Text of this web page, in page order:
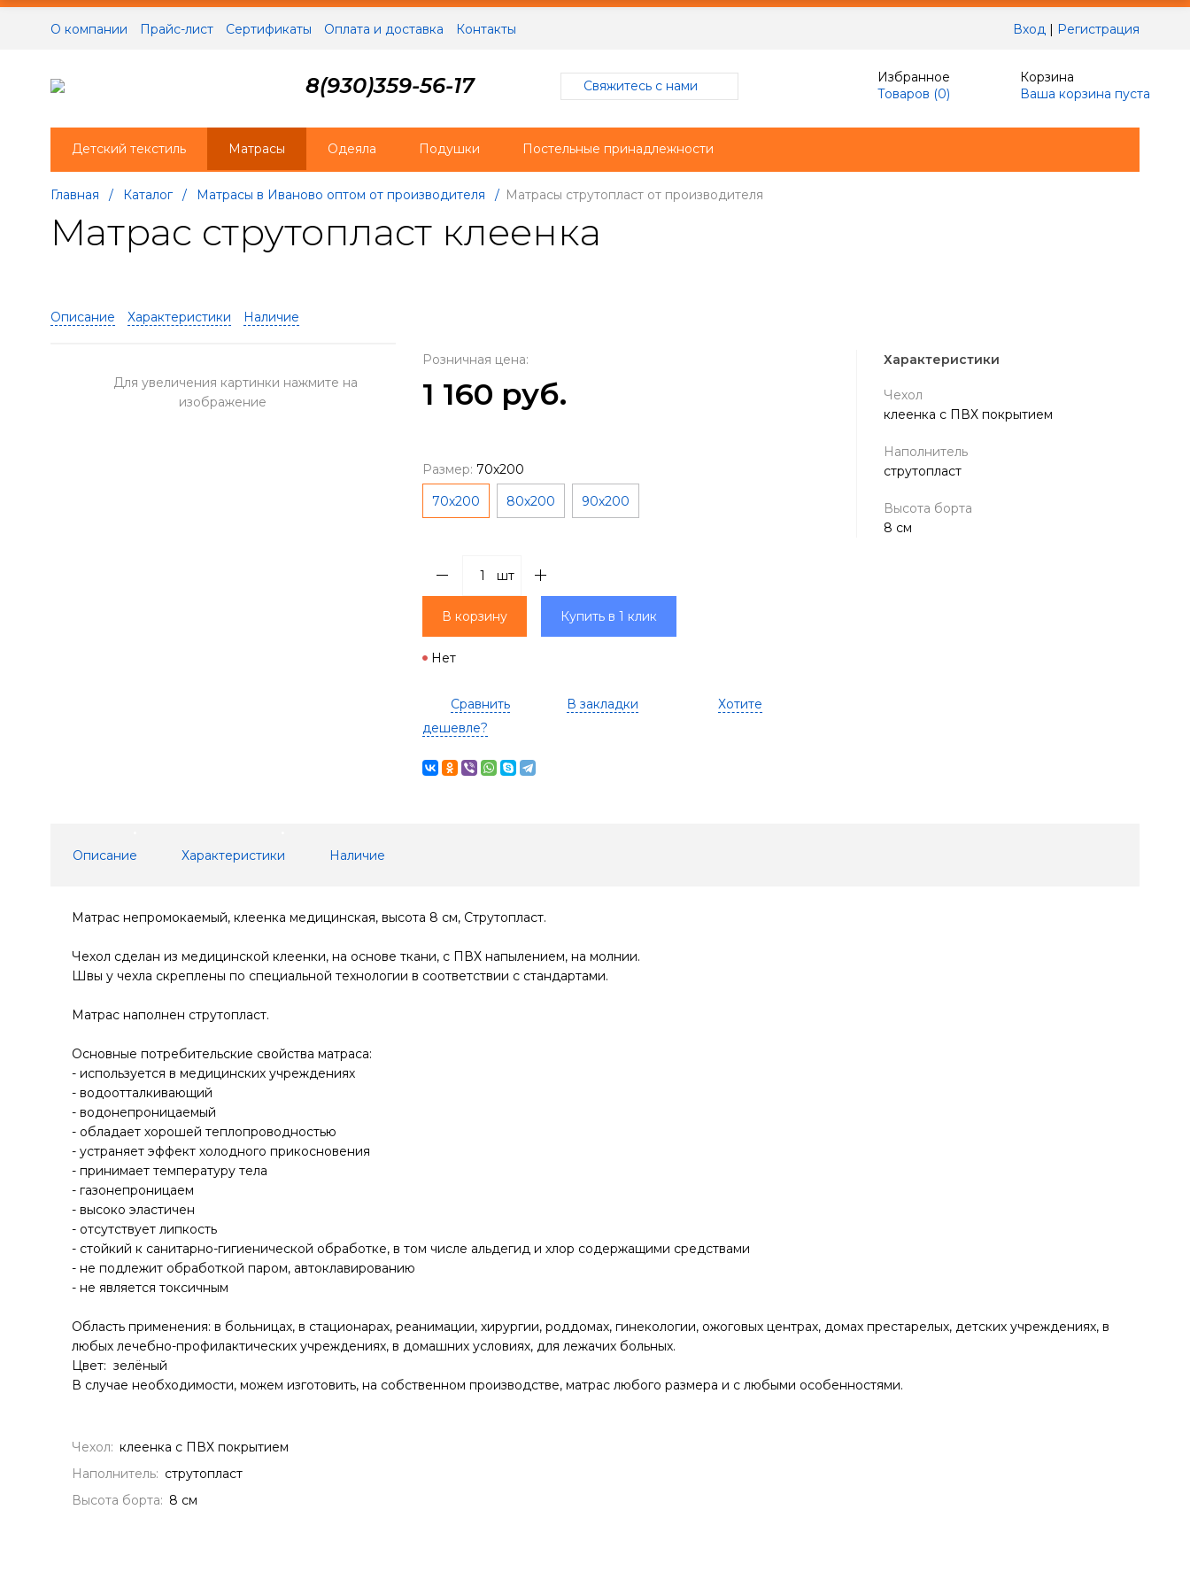
Вход | Регистрация
О компании Прайс-лист Сертификаты Оплата и доставка Контакты
8(930)359-56-17 Свяжитесь с нами
Избранное
Товаров (0)
Корзина
Ваша корзина пуста
Детский текстиль Матрасы Одеяла Подушки Постельные принадлежности
Главная / Каталог / Матрасы в Иваново оптом от производителя / Матрасы струтопласт от производителя
Матрас струтопласт клеенка
Описание Характеристики Наличие
Для увеличения картинки нажмите на
изображение
Розничная цена:
1 160 руб.
Размер: 70х200
70х200
80х200 90х200
Характеристики
Чехол
клеенка с ПВХ покрытием
Наполнитель
струтопласт
Высота борта
8 см
шт
В корзину Купить в 1 клик
Нет
Сравнить В закладки
Хотите
дешевле?
Описание Характеристики Наличие
Матрас непромокаемый, клеенка медицинская, высота 8 см, Струтопласт.
Чехол сделан из медицинской клеенки, на основе ткани, с ПВХ напылением, на молнии.
Швы у чехла скреплены по специальной технологии в соответствии с стандартами.
Матрас наполнен струтопласт.
Основные потребительские свойства матраса:
- используется в медицинских учреждениях
- водоотталкивающий
- водонепроницаемый
- обладает хорошей теплопроводностью
- устраняет эффект холодного прикосновения
- принимает температуру тела
- газонепроницаем
- высоко эластичен
- отсутствует липкость
- стойкий к санитарно-гигиенической обработке, в том числе альдегид и хлор содержащими средствами
- не подлежит обработкой паром, автоклавированию
- не является токсичным
Область применения: в больницах, в стационарах, реанимации, хирургии, роддомах, гинекологии, ожоговых центрах, домах престарелых, детских учреждениях, в
любых лечебно-профилактических учреждениях, в домашних условиях, для лежачих больных.
Цвет: зелёный
В случае необходимости, можем изготовить, на собственном производстве, матрас любого размера и с любыми особенностями.
Чехол: клеенка с ПВХ покрытием
Наполнитель: струтопласт
Высота борта: 8 см